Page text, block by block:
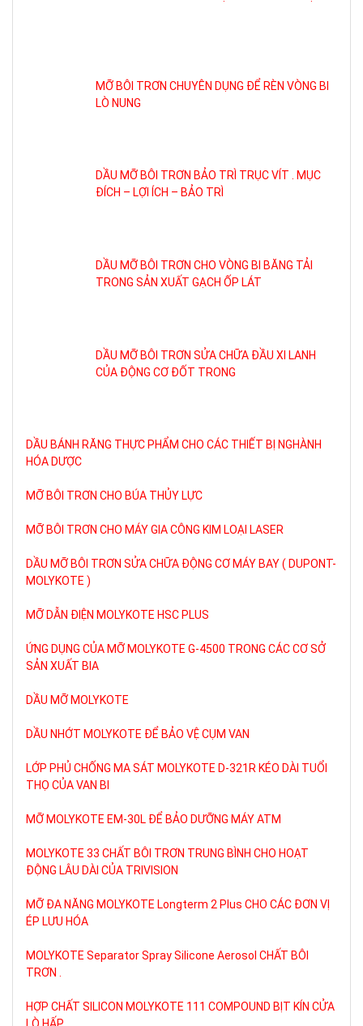
MỠ BÔI TRƠN CHUYÊN DỤNG ĐỂ RÈN VÒNG BI
LÒ NUNG
DẦU MỠ BÔI TRƠN BẢO TRÌ TRỤC VÍT . MỤC
ĐÍCH – LỢI ÍCH – BẢO TRÌ
DẦU MỠ BÔI TRƠN CHO VÒNG BI BĂNG TẢI
TRONG SẢN XUẤT GẠCH ỐP LÁT
DẦU MỠ BÔI TRƠN SỬA CHỮA ĐẦU XI LANH
CỦA ĐỘNG CƠ ĐỐT TRONG
DẦU BÁNH RĂNG THỰC PHẨM CHO CÁC THIẾT BỊ NGHÀNH
HÓA DƯỢC
MỠ BÔI TRƠN CHO BÚA THỦY LỰC
MỠ BÔI TRƠN CHO MÁY GIA CÔNG KIM LOẠI LASER
DẦU MỠ BÔI TRƠN SỬA CHỮA ĐỘNG CƠ MÁY BAY ( DUPONT-
MOLYKOTE )
MỠ DẪN ĐIỆN MOLYKOTE HSC PLUS
ỨNG DỤNG CỦA MỠ MOLYKOTE G-4500 TRONG CÁC CƠ SỞ
SẢN XUẤT BIA
DẦU MỠ MOLYKOTE
DẦU NHỚT MOLYKOTE ĐỂ BẢO VỆ CỤM VAN
LỚP PHỦ CHỐNG MA SÁT MOLYKOTE D-321R KÉO DÀI TUỔI
THỌ CỦA VAN BI
MỠ MOLYKOTE EM-30L ĐỂ BẢO DƯỠNG MÁY ATM
MOLYKOTE 33 CHẤT BÔI TRƠN TRUNG BÌNH CHO HOẠT
ĐỘNG LÂU DÀI CỦA TRIVISION
MỠ ĐA NĂNG MOLYKOTE Longterm 2 Plus CHO CÁC ĐƠN VỊ
ÉP LƯU HÓA
MOLYKOTE Separator Spray Silicone Aerosol CHẤT BÔI
TRƠN .
HỢP CHẤT SILICON MOLYKOTE 111 COMPOUND BỊT KÍN CỬA